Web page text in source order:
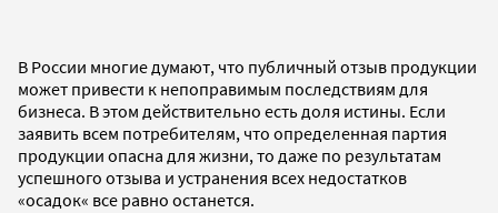
В России многие думают, что публичный отзыв продукции
может привести к непоправимым последствиям для
бизнеса. В этом действительно есть доля истины. Если
заявить всем потребителям, что определенная партия
продукции опасна для жизни, то даже по результатам
успешного отзыва и устранения всех недостатков
«осадок« все равно останется.